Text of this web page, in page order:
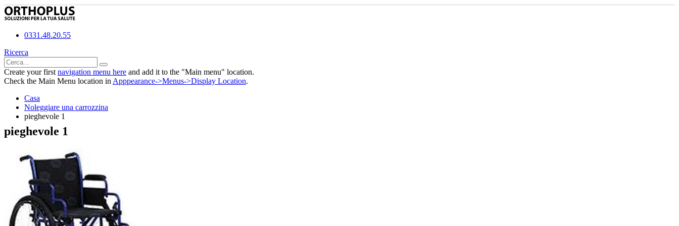
0331.48.20.55
Ricerca
Create your first navigation menu here and add it to the "Main menu" location.
Check the Main Menu location in Apppearance->Menus->Display Location.
Casa
Noleggiare una carrozzina
pieghevole 1
pieghevole 1